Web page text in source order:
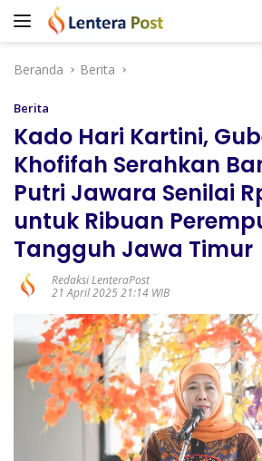
Langsung
Beranda
Berita
Berita
Kado Hari Kartini,
Khofifah Serahkan
Putri Jawara Senilai
untuk Ribuan
Tangguh Jawa Timur
Redaksi LenteraPost
21 April 2025 21:14 WIB